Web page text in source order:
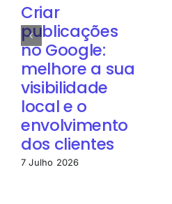
Criar
publicações
no Google:
melhore a sua
visibilidade
local e o
envolvimento
dos clientes
7 Julho 2026